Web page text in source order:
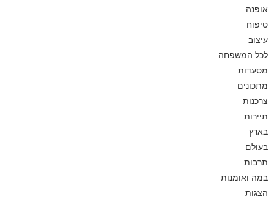
אופנה
טיפוח
עיצוב
לכל המשפחה
מסעדות
מתכונים
צרכנות
תיירות
בארץ
בעולם
תרבות
במה ואומנות
הצגות